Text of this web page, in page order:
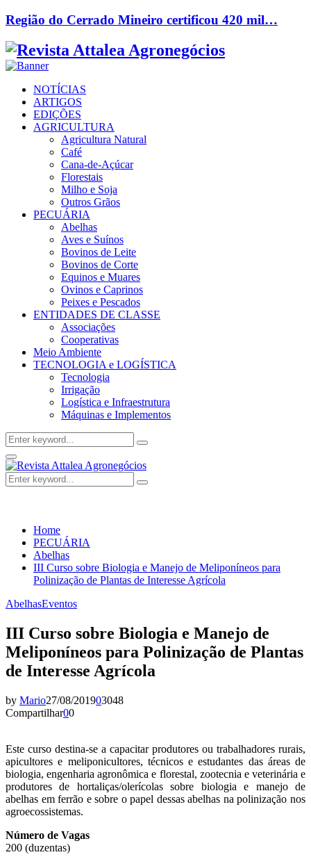
Região do Cerrado Mineiro certificou 420 mil…
Facebook
Twitter
Instagram
Linkedin
Youtube
Email
NOTÍCIAS
ARTIGOS
EDIÇÕES
AGRICULTURA
Agricultura Natural
Café
Cana-de-Açúcar
Florestais
Milho e Soja
Outros Grãos
PECUÁRIA
Abelhas
Aves e Suínos
Bovinos de Leite
Bovinos de Corte
Equinos e Muares
Ovinos e Caprinos
Peixes e Pescados
ENTIDADES DE CLASSE
Associações
Cooperativas
Meio Ambiente
TECNOLOGIA e LOGÍSTICA
Tecnologia
Irrigação
Logística e Infraestrutura
Máquinas e Implementos
Search
for:
Search
Facebook
Twitter
Instagram
Linkedin
Youtube
Email
Primary
Menu
Search
for:
Search
Home
PECUÁRIA
Abelhas
III Curso sobre Biologia e Manejo de Meliponíneos para
Polinização de Plantas de Interesse Agrícola
AbelhasEventos
III Curso sobre Biologia e Manejo de
Meliponíneos para Polinização de Plantas
de Interesse Agrícola
by Mario27/08/201903048
Compartilhar00
Este curso destina-se a capacitar produtores ou trabalhadores rurais,
apicultores e meliponicultores, técnicos e estudantes das áreas de
biologia, engenharia agronômica e florestal, zootecnia e veterinária e
produtores de hortaliças/olerícolas sobre biologia e manejo de
abelhas em ferrão e sobre o papel dessas abelhas na polinização nos
agroecossistemas.
Número de Vagas
200 (duzentas)